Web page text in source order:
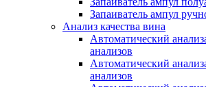
Запаиватель ампул
Анализ качества вина
Автоматический
анализов
Автоматический
анализов